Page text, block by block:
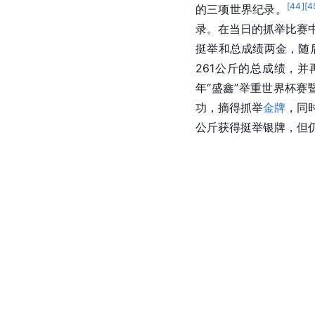
的三项世界纪录。
[44][
录。在当日的抓举比赛
挺举和总成绩两金，随
261公斤的总成绩，并
年“盛鑫”举重世界杯赛
功，摘得抓举金牌 ，同
公斤获得挺举银牌，但